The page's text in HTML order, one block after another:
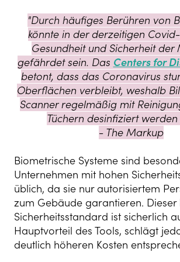
"Durch häufiges Berühren von
könnte in der derzeitigen
Gesundheit und Sicherheit
gefährdet sein. Das Centers for
betont, dass das Coronavirus
Oberflächen verbleibt, weshalb
Scanner regelmäßig mit
Tüchern desinfiziert werden
- The Markup
Biometrische Systeme sind
Unternehmen mit hohen
üblich, da sie nur autorisiertem
zum Gebäude garantieren. Dieser
Sicherheitsstandard ist sicherlich
Hauptvorteil des Tools, schlägt
deutlich höheren Kosten